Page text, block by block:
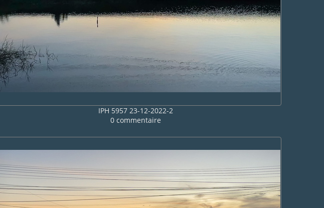
IPH 5957 23-12-2022-2
0 commentaire